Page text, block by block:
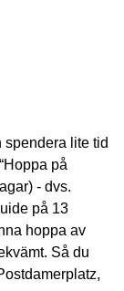
lite tid
på
- dvs.
på 13
hoppa av
Så du